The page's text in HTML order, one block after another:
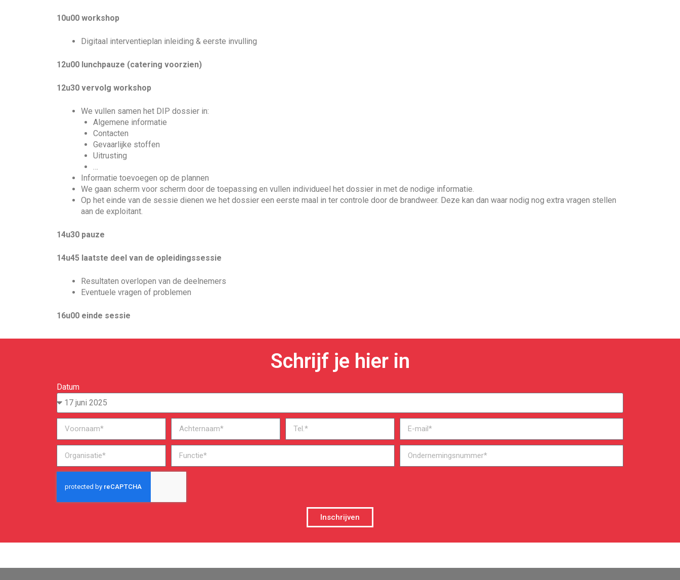
10u00 workshop
Digitaal interventieplan inleiding & eerste invulling
12u00 lunchpauze (catering voorzien)
12u30 vervolg workshop
We vullen samen het DIP dossier in:
Algemene informatie
Contacten
Gevaarlijke stoffen
Uitrusting
…
Informatie toevoegen op de plannen
We gaan scherm voor scherm door de toepassing en vullen individueel het dossier in met de nodige informatie.
Op het einde van de sessie dienen we het dossier een eerste maal in ter controle door de brandweer. Deze kan dan waar nodig nog extra vragen stellen
aan de exploitant.
14u30 pauze
14u45 laatste deel van de opleidingssessie
Resultaten overlopen van de deelnemers
Eventuele vragen of problemen
16u00 einde sessie
Schrijf je hier in
Datum
Inschrijven